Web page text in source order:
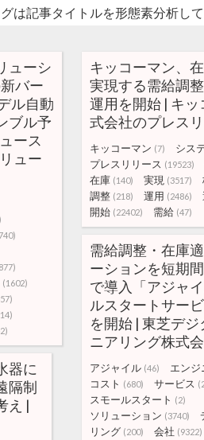
記事タイトルを形態素分析し
ューシ
バー
ル自動
ブル予
ース
ュー
(1602)
キッコーマン、
実現する需給調
運用を開始 | キ
式会社のプレス
キッコーマン (7) シス
プレスリリース (19523)
在庫 (140) 実現 (3517)
調整 (218) 運用 (2486)
開始 (22402) 需給 (47)
需給調整・在庫
ーションを短期
で導入「アジャ
ルスタートサー
を開始 | 東芝デ
ニアリング株式
アジャイル (46) エンジ
コスト (680) サービス
スモールスタート (2)
ソリューション (3740)
リング (200) 会社 (9322)
器に
隔制
え |